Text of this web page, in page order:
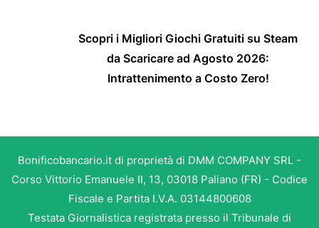
Scopri i Migliori Giochi Gratuiti su Steam
da Scaricare ad Agosto 2026:
Intrattenimento a Costo Zero!
Bonificobancario.it di proprietà di DMM COMPANY SRL -
Corso Vittorio Emanuele II, 13, 03018 Paliano (FR) - Codice
Fiscale e Partita I.V.A. 03144800608
Testata Giornalistica registrata presso il Tribunale di